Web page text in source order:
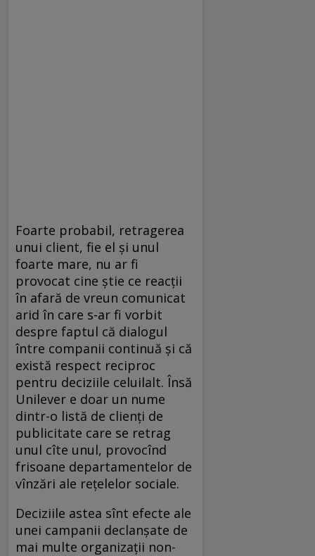
Foarte probabil, retragerea
unui client, fie el și unul
foarte mare, nu ar fi
provocat cine știe ce reacții
în afară de vreun comunicat
arid în care s-ar fi vorbit
despre faptul că dialogul
între companii continuă și că
există respect reciproc
pentru deciziile celuilalt. Însă
Unilever e doar un nume
dintr-o listă de clienți de
publicitate care se retrag
unul cîte unul, provocînd
frisoane departamentelor de
vînzări ale rețelelor sociale.
Deciziile astea sînt efecte ale
unei campanii declanșate de
mai multe organizații non-